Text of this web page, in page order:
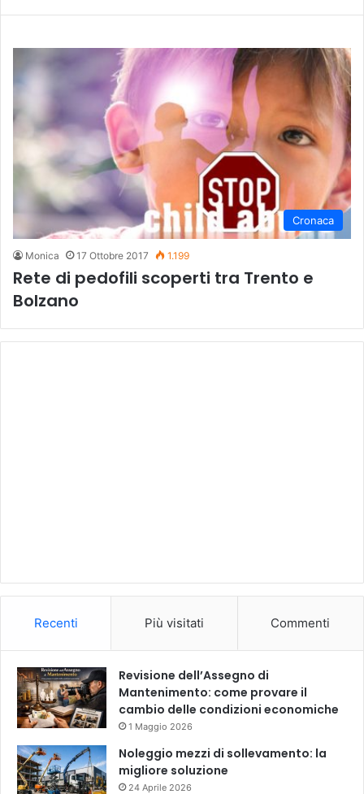
Cronaca
Monica 17 Ottobre 2017 1.199
Rete di pedofili scoperti tra Trento e
Bolzano
Recenti Più visitati Commenti
Revisione dell’Assegno di
Mantenimento: come provare il
cambio delle condizioni economiche
1 Maggio 2026
Noleggio mezzi di sollevamento: la
migliore soluzione
24 Aprile 2026